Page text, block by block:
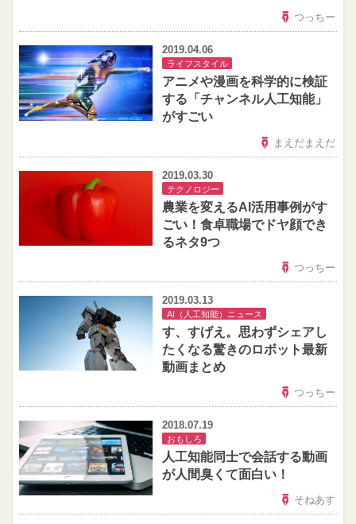
つっちー
2019.04.06
ライフスタイル
アニメや漫画を科学的に検証
する「チャンネル人工知能」
がすごい
まえだまえだ
2019.03.30
テクノロジー
農業を変えるAI活用事例がす
ごい！食卓職場でドヤ顔でき
るネタ9つ
つっちー
2019.03.13
AI（人工知能）ニュース
す、すげえ。思わずシェアし
たくなる驚きのロボット最新
動画まとめ
つっちー
2018.07.19
おもしろ
人工知能同士で会話する動画
が人間臭くて面白い！
そねあす